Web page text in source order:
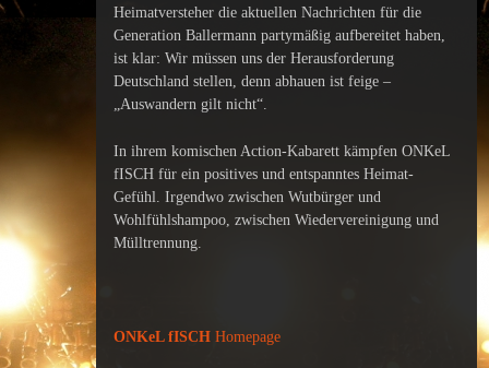
Heimatversteher die aktuellen Nachrichten für die
Generation Ballermann partymäßig aufbereitet haben,
ist klar: Wir müssen uns der Herausforderung
Deutschland stellen, denn abhauen ist feige –
„Auswandern gilt nicht“.
In ihrem komischen Action-Kabarett kämpfen ONKeL
fISCH für ein positives und entspanntes Heimat-
Gefühl. Irgendwo zwischen Wutbürger und
Wohlfühlshampoo, zwischen Wiedervereinigung und
Mülltrennung.
ONKeL fISCH Homepage